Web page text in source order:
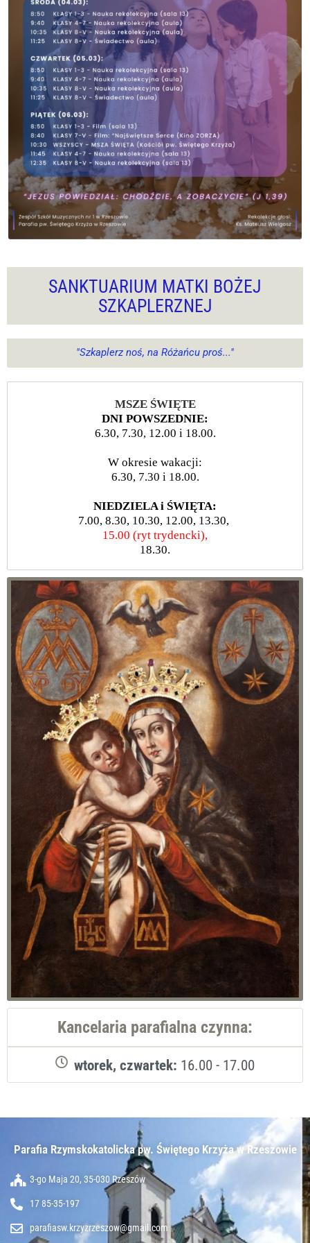
SANKTUARIUM MATKI BOŻEJ
SZKAPLERZNEJ
"Szkaplerz noś, na Różańcu proś..."
MSZE ŚWIĘTE
DNI POWSZEDNIE:
6.30, 7.30, 12.00 i 18.00.
W okresie wakacji:
6.30, 7.30 i 18.00.
NIEDZIELA i ŚWIĘTA:
7.00, 8.30, 10.30, 12.00, 13.30,
15.00 (ryt trydencki),
18.30.
Kancelaria parafialna czynna:
wtorek, czwartek: 16.00 - 17.00
Parafia Rzymskokatolicka pw. Świętego Krzyża w Rzeszowie​
3-go Maja 20, 35-030 Rzeszów
17 85-35-197
parafiasw.krzyzrzeszow@gmail.com